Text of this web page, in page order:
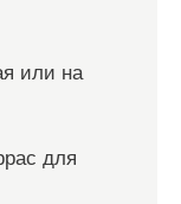
или на
для